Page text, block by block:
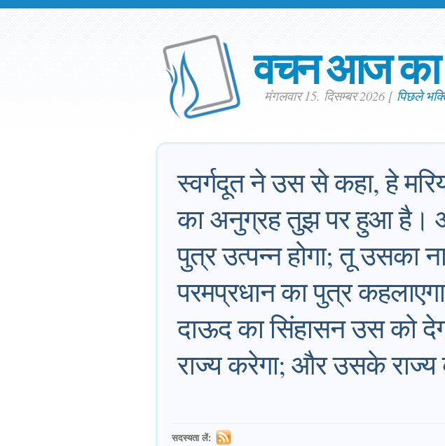
वचन आज का
मंगलवार 15. दिसम्बर 2026 [ पिछले
स्वर्गदूत ने उस से कहा, हे
का अनुग्रह तुझ पर हुआ है।
पुत्र उत्पन्न होगा; तू उसका
परमप्रधान का पुत्र
दाऊद का सिंहासन उस को
राज्य करेगा; और उसके राज्य
सदस्यता लें: